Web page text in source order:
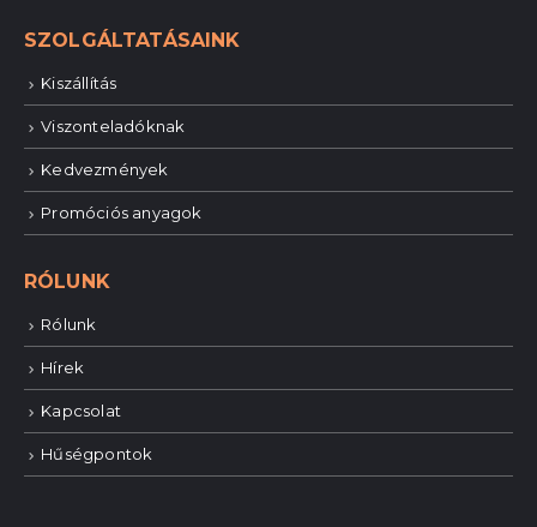
SZOLGÁLTATÁSAINK
Kiszállítás
Viszonteladóknak
Kedvezmények
Promóciós anyagok
RÓLUNK
Rólunk
Hírek
Kapcsolat
Hűségpontok